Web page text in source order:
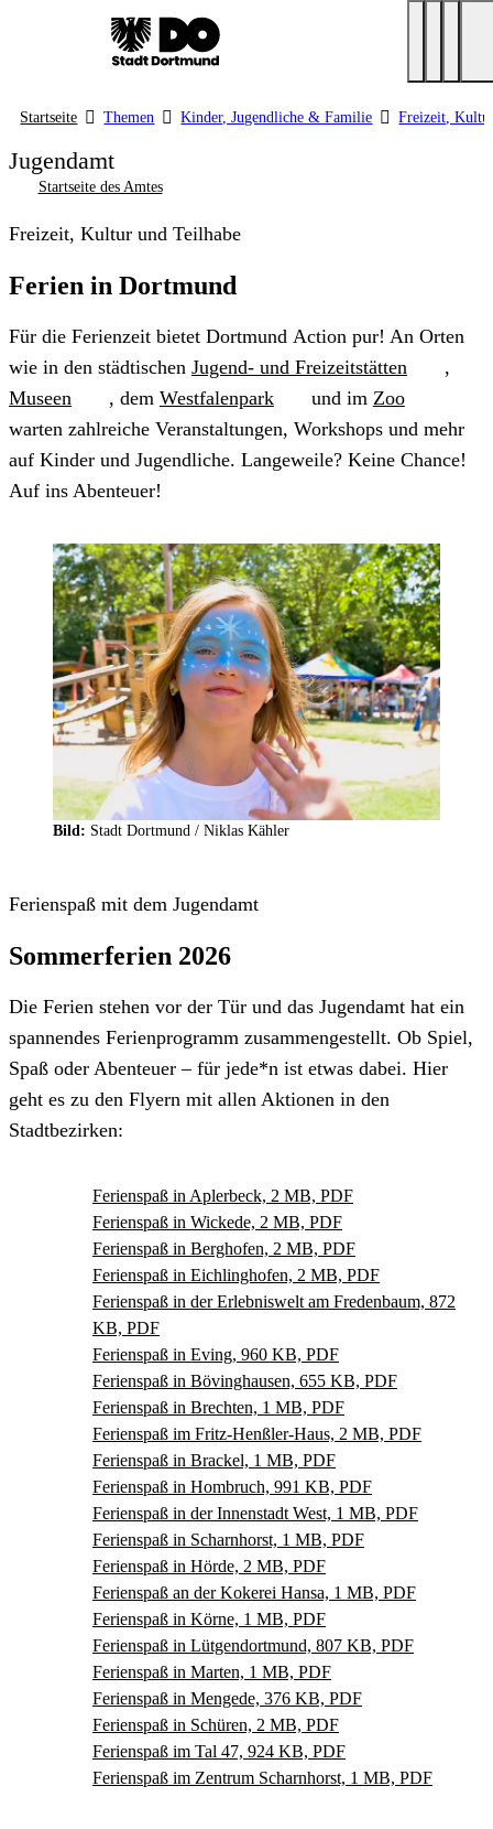
Startseite Themen Kinder, Jugendliche & Familie Freizeit,
Jugendamt
Startseite des Amtes
Freizeit, Kultur und Teilhabe
Ferien in Dortmund
Für die Ferienzeit bietet Dortmund Action pur! An Orten
wie in den städtischen Jugend- und Freizeitstätten
,
Museen
, dem Westfalenpark und im Zoo
warten zahlreiche Veranstaltungen, Workshops und mehr
auf Kinder und Jugendliche. Langeweile? Keine Chance!
Auf ins Abenteuer!
Bild: Stadt Dortmund / Niklas Kähler
Ferienspaß mit dem Jugendamt
Sommerferien 2026
Die Ferien stehen vor der Tür und das Jugendamt hat ein
spannendes Ferienprogramm zusammengestellt. Ob Spiel,
Spaß oder Abenteuer – für jede*n ist etwas dabei. Hier
geht es zu den Flyern mit allen Aktionen in den
Stadtbezirken:
Ferienspaß in Aplerbeck, 2 MB, PDF
Ferienspaß in Wickede, 2 MB, PDF
Ferienspaß in Berghofen, 2 MB, PDF
Ferienspaß in Eichlinghofen, 2 MB, PDF
Ferienspaß in der Erlebniswelt am Fredenbaum, 872
KB, PDF
Ferienspaß in Eving, 960 KB, PDF
Ferienspaß in Bövinghausen, 655 KB, PDF
Ferienspaß in Brechten, 1 MB, PDF
Ferienspaß im Fritz-Henßler-Haus, 2 MB, PDF
Ferienspaß in Brackel, 1 MB, PDF
Ferienspaß in Hombruch, 991 KB, PDF
Ferienspaß in der Innenstadt West, 1 MB, PDF
Ferienspaß in Scharnhorst, 1 MB, PDF
Ferienspaß in Hörde, 2 MB, PDF
Ferienspaß an der Kokerei Hansa, 1 MB, PDF
Ferienspaß in Körne, 1 MB, PDF
Ferienspaß in Lütgendortmund, 807 KB, PDF
Ferienspaß in Marten, 1 MB, PDF
Ferienspaß in Mengede, 376 KB, PDF
Ferienspaß in Schüren, 2 MB, PDF
Ferienspaß im Tal 47, 924 KB, PDF
Ferienspaß im Zentrum Scharnhorst, 1 MB, PDF